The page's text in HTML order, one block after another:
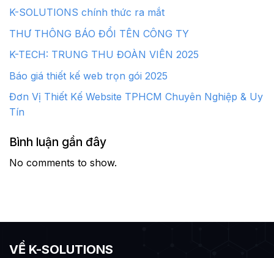
K-SOLUTIONS chính thức ra mắt
THƯ THÔNG BÁO ĐỔI TÊN CÔNG TY
K-TECH: TRUNG THU ĐOÀN VIÊN 2025
Báo giá thiết kế web trọn gói 2025
Đơn Vị Thiết Kế Website TPHCM Chuyên Nghiệp & Uy
Tín
Bình luận gần đây
No comments to show.
VỀ K-SOLUTIONS